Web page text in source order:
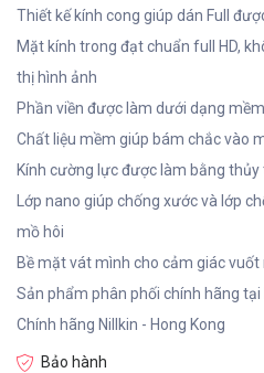
Thiết kế kính cong giúp dán Full
Mặt kính trong đạt chuẩn full HD,
thị hình ảnh
Phần viền được làm dưới dạng
Chất liệu mềm giúp bám chắc vào
Kính cường lực được làm bằng thủy
Lớp nano giúp chống xước và lớp
mồ hôi
Bề mặt vát mình cho cảm giác
Sản phẩm phân phối chính hãng tại
Chính hãng Nillkin - Hong Kong
Bảo hành